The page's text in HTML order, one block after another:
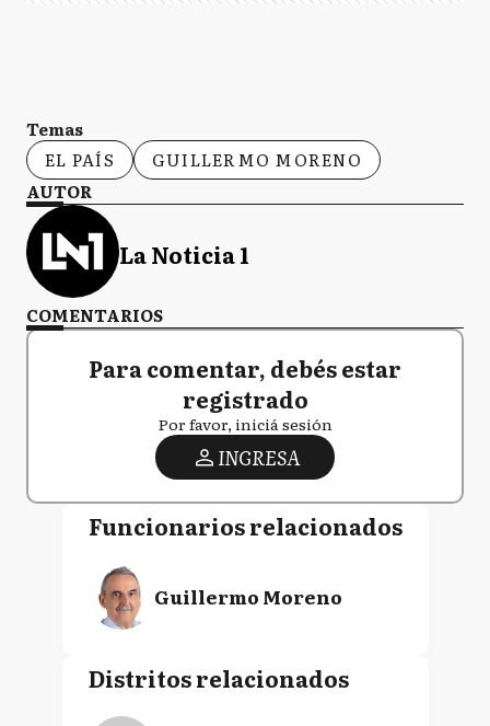
Temas
EL PAÍS
GUILLERMO MORENO
AUTOR
La Noticia 1
COMENTARIOS
Para comentar, debés estar
registrado
Por favor, iniciá sesión
INGRESA
Funcionarios relacionados
Guillermo Moreno
Distritos relacionados